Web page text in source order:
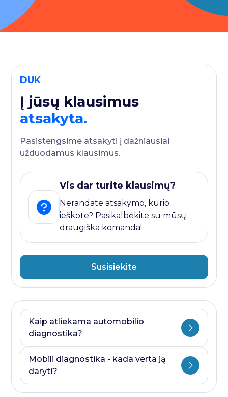
DUK
Į jūsų klausimus
atsakyta.
Pasistengsime atsakyti į dažniausiai
užduodamus klausimus.
Vis dar turite klausimų?
Nerandate atsakymo, kurio
ieškote? Pasikalbėkite su mūsų
draugiška komanda!
Susisiekite
Kaip atliekama automobilio
diagnostika?
Ji visada prasideda nuo kompiuterines
diagnostikos ir baigiasi papildomais
Mobili diagnostika - kada verta ją
daryti?